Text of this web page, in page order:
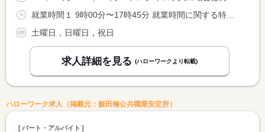
土曜日，日曜日，祝日
求人詳細を見る (ハローワークより転載)
ハローワーク求人（掲載元：飯田橋公共職業安定所）
パート・アルバイト